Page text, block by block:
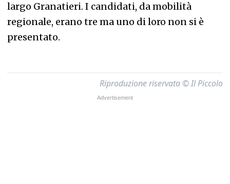
largo Granatieri. I candidati, da mobilità
regionale, erano tre ma uno di loro non si è
presentato.
Riproduzione riservata © Il Piccolo